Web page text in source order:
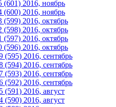
2016, ноябрь
2016, ноябрь
2016, октябрь
2016, октябрь
2016, октябрь
2016, октябрь
(595) 2016, сентябрь
(594) 2016, сентябрь
(593) 2016, сентябрь
(592) 2016, сентябрь
(591) 2016, август
(590) 2016, август